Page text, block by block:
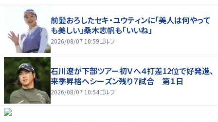
前髪おろしたセキ・ユウティンに「美人は何やって
も美しい」桑木志帆も「いいね」
2026/08/07 10:59ゴルフ
石川遼が下部ツアー初Ｖへ４打差12位で好発進、
来季昇格へシーズン残り７試合 第１日
2026/08/07 10:54ゴルフ